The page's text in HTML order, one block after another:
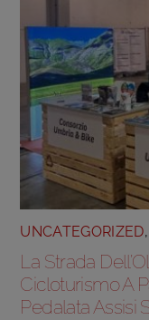
UNCATEGORIZED,
La Strada
Cicloturismo A
Pedalata Assisi